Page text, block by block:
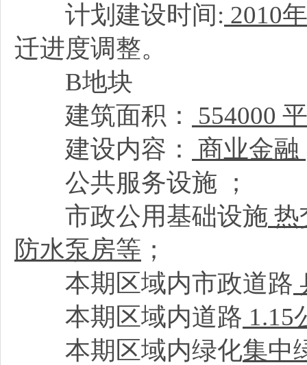
计划建设时间: 2010
迁进度调整。
B地块
建筑面积：
554000
建设内容：
商业金融
公共服务设施
；
市政公用基础设施 热
防水泵房等 ；
本期区域内市政道路
本期区域内道路 1.15
本期区域内绿化集中